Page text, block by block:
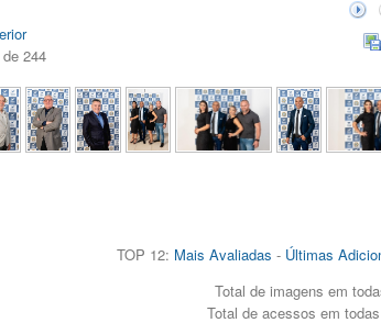
244
TOP 12: Mais Avaliadas - Últimas
Total de imagens em
Total de acessos em